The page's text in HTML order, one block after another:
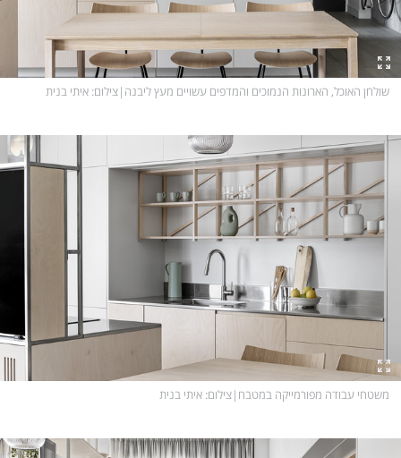
שולחן האוכל, הארונות הנמוכים והמדפים עשויים מעץ ליבנה |צילום: איתי בנית
משטחי עבודה מפורמייקה במטבח |צילום: איתי בנית